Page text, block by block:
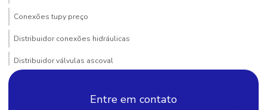
Conexões tupy preço
Distribuidor conexões hidráulicas
Distribuidor válvulas ascoval
Distribuidor válvulas e conexões hidráulicas e pneumáticas
Entre em contato